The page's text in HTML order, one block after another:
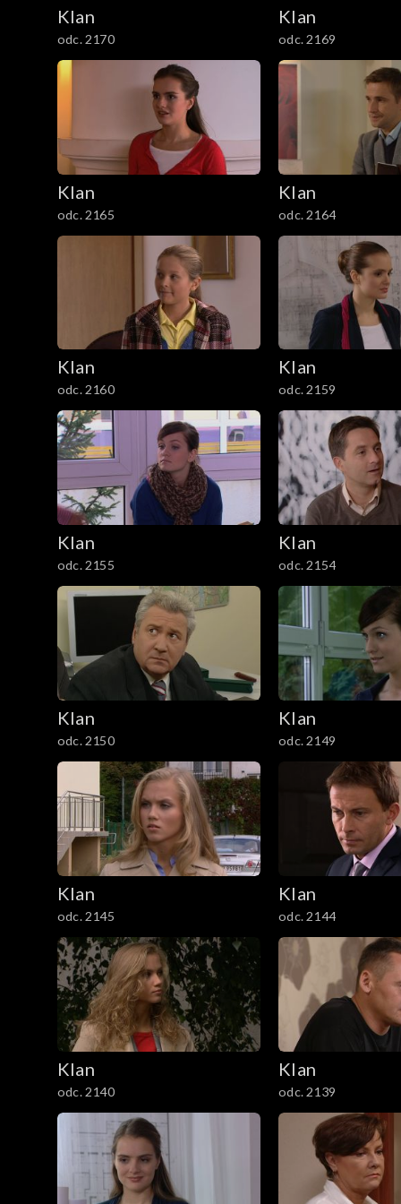
2001–2100
1901–2000
1801–1900
1701–1800
1601–1700
1501–1600
1401–1500
1301–1400
1101–1200
1001–1100
901–1000
801–900
701–800
601–700
501–600
401–500
301–400
201–300
101–200
1–100
Klan
odc. 2170
Klan
odc. 2169
Klan
odc. 2165
Klan
odc. 2164
Klan
odc. 2160
Klan
odc. 2159
Klan
odc. 2155
Klan
odc. 2154
Klan
odc. 2150
Klan
odc. 2149
Klan
odc. 2145
Klan
odc. 2144
Klan
odc. 2140
Klan
odc. 2139